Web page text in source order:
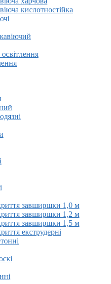
кислотностійка
завширшки 1,0 м
завширшки 1,2 м
завширшки 1,5 м
екструдерні